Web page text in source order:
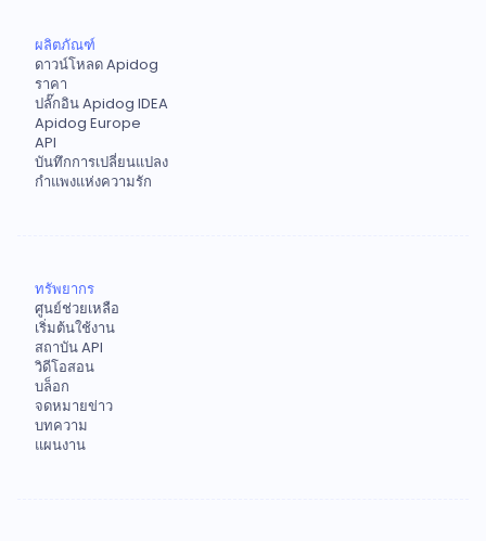
ผลิตภัณฑ์
ดาวน์โหลด Apidog
ราคา
ปลั๊กอิน Apidog IDEA
Apidog Europe
API
บันทึกการเปลี่ยนแปลง
กำแพงแห่งความรัก
ทรัพยากร
ศูนย์ช่วยเหลือ
เริ่มต้นใช้งาน
สถาบัน API
วิดีโอสอน
บล็อก
จดหมายข่าว
บทความ
แผนงาน